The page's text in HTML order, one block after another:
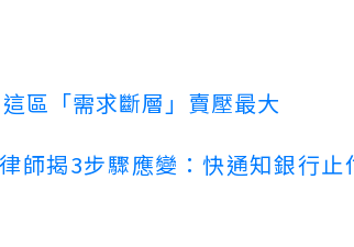
區「需求斷層」賣壓最大
師揭3步驟應變：快通知銀行止